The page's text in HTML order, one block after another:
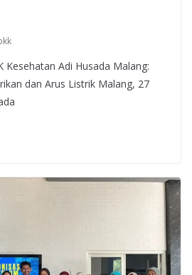
Kesehatan Adi Husada Malang:
dan Arus Listrik Malang, 27